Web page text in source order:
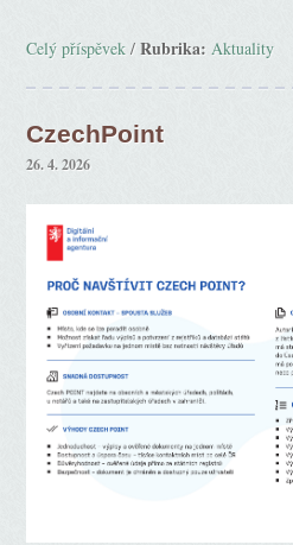
Celý příspěvek /Rubrika: Aktuality
CzechPoint
26. 4. 2026